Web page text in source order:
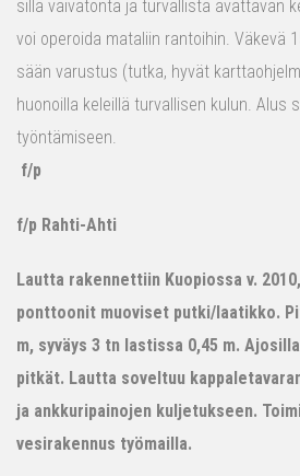
sillä vaivatonta ja turvallista avattavan
voi operoida mataliin rantoihin. Väkevä
sään varustus (tutka, hyvät
huonoilla keleillä turvallisen kulun. Alus
työntämiseen.
f/p
f/p Rahti-Ahti
Lautta rakennettiin Kuopiossa v.
ponttoonit muoviset putki/laatikko.
m, syväys 3 tn lastissa 0,45 m.
pitkät. Lautta soveltuu
ja ankkuripainojen kuljetukseen.
vesirakennus työmailla.